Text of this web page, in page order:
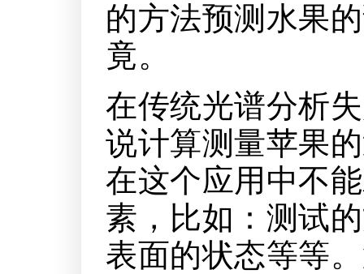
的方法预测水果
竟。
在传统光谱分析
说计算测量苹果
在这个应用中不
素，比如：测试
表面的状态等等